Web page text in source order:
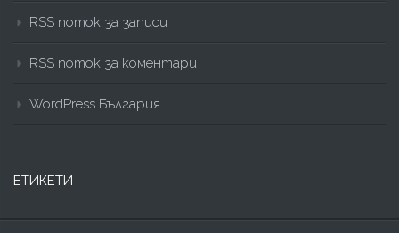
RSS поток за записи
RSS поток за коментари
WordPress България
ЕТИКЕТИ